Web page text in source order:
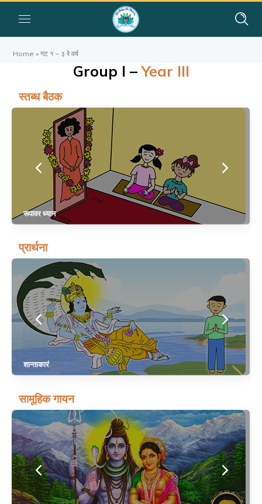
Home »गट १ – ३ रे वर्ष
Group I –Year III
स्तब्ध बैठक
रूपावर ध्यान
प्रार्थना
शान्ताकारं
सामूहिक गायन